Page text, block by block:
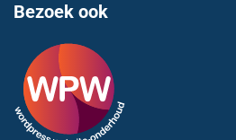
Bezoek ook